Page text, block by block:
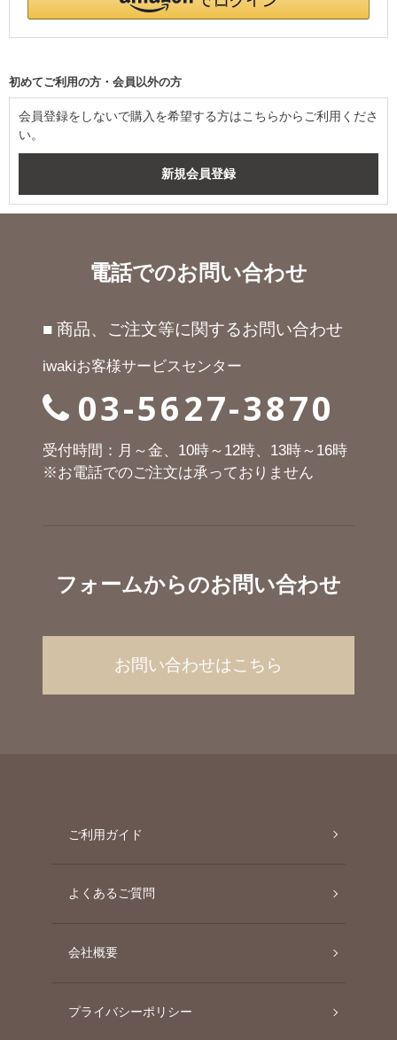
初めてご利用の方・会員以外の方
会員登録をしないで購入を希望する方はこちらからご利用くださ
い。
電話でのお問い合わせ
■ 商品、ご注文等に関するお問い合わせ
iwakiお客様サービスセンター
03-5627-3870
受付時間：月～金、10時～12時、13時～16時
※お電話でのご注文は承っておりません
フォームからのお問い合わせ
お問い合わせはこちら
ご利用ガイド
よくあるご質問
会社概要
プライバシーポリシー